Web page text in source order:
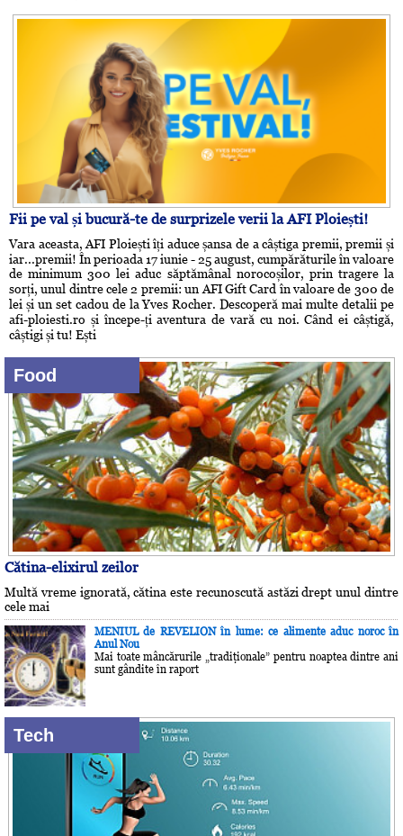
Fii pe val și bucură-te de surprizele verii la AFI Ploiești!
Vara aceasta, AFI Ploiești îți aduce șansa de a câștiga premii, premii și
iar...premii! În perioada 17 iunie - 25 august, cumpărăturile în valoare
de minimum 300 lei aduc săptămânal norocoșilor, prin tragere la
sorți, unul dintre cele 2 premii: un AFI Gift Card în valoare de 300 de
lei și un set cadou de la Yves Rocher. Descoperă mai multe detalii pe
afi-ploiesti.ro și începe-ți aventura de vară cu noi. Când ei câștigă,
câștigi și tu! Ești
Food
Cătina-elixirul zeilor
Multă vreme ignorată, cătina este recunoscută astăzi drept unul dintre
cele mai
MENIUL de REVELION în lume: ce alimente aduc noroc în
Anul Nou
Mai toate mâncărurile „tradiţionale” pentru noaptea dintre ani
sunt gândite în raport
Tech